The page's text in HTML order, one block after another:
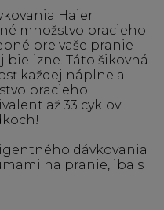
Haier
množstvo pracieho
pre vaše pranie
bielizne. Táto šikovná
každej náplne a
pracieho
až 33 cyklov
dávkovania
na pranie, iba s